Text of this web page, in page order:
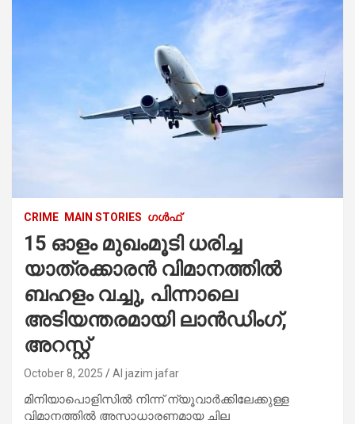
CRIME MAIN STORIES ഗൾഫ്
15 ഓളം മുഖംമൂടി ധരിച്ച
യാത്രക്കാരന്‍ വിമാനത്തിൽ
ബഹളം വച്ചു, പിന്നാലെ
അടിയന്തരമായി ലാൻഡിംഗ്,
അറസ്റ്റ്
October 8, 2025 Al jazim jafar
മിനിയാപൊളിസിൽ നിന്ന് ന്യൂവാർക്കിലേക്കുള്ള
വിമാനത്തിൽ അസാധാരണമായ ചില